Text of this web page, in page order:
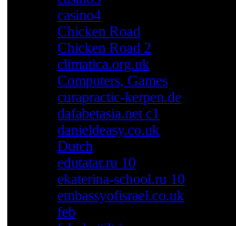
casino4
Chicken Road
Chicken Road 2
climatica.org.uk
Computers, Games
curapractic-kerpen.de
dafabetasia.net c1
danieldeasy.co.uk
Dutch
edutatar.ru 10
ekaterina-school.ru 10
embassyofisrael.co.uk
feb